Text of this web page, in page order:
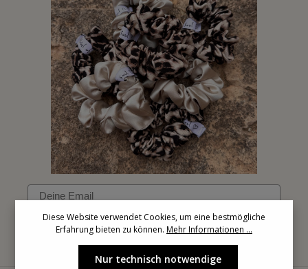
Email
Diese Website verwendet Cookies, um eine bestmögliche
Erfahrung bieten zu können. Mehr Informationen ...
Nur technisch notwendige